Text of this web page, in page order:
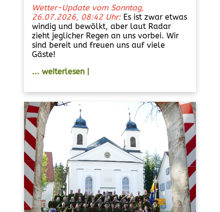
Wetter-Update vom Sonntag,
26.07.2026, 08:42 Uhr: Es ist zwar etwas
windig und bewölkt, aber laut Radar
zieht jeglicher Regen an uns vorbei. Wir
sind bereit und freuen uns auf viele
Gäste!
... weiterlesen |